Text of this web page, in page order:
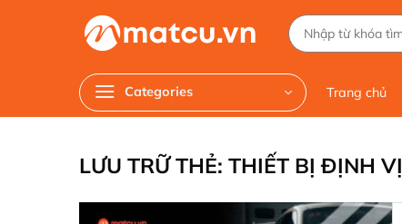
Tìm
kiếm:
Categories Trang chủ
LƯU TRỮ THẺ: THIẾT BỊ ĐỊNH VỊ